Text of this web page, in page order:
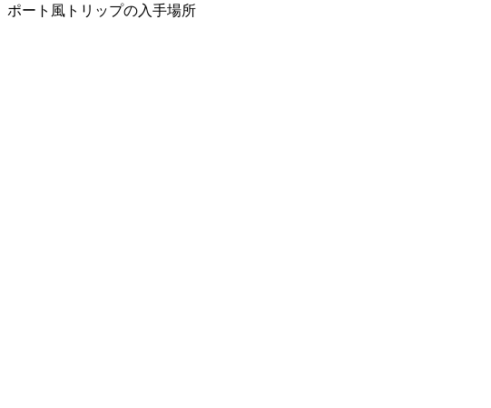
ポート風トリップの入手場所